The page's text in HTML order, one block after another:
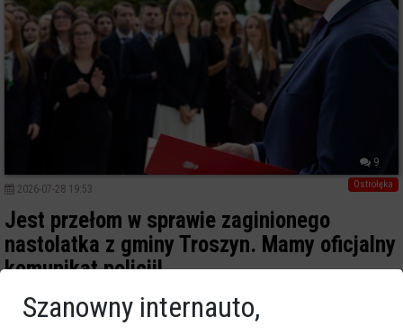
9
Ostrołęka
2026-07-28 19:53
Jest przełom w sprawie zaginionego
nastolatka z gminy Troszyn. Mamy oficjalny
komunikat policji!
Szanowny internauto,